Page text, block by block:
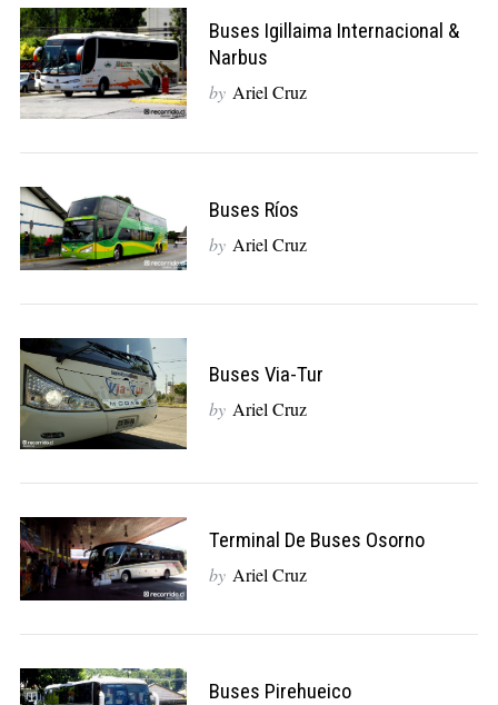
Buses Igillaima Internacional &
Narbus
by Ariel Cruz
Buses Ríos
by Ariel Cruz
Buses Via-Tur
by Ariel Cruz
Terminal De Buses Osorno
by Ariel Cruz
Buses Pirehueico